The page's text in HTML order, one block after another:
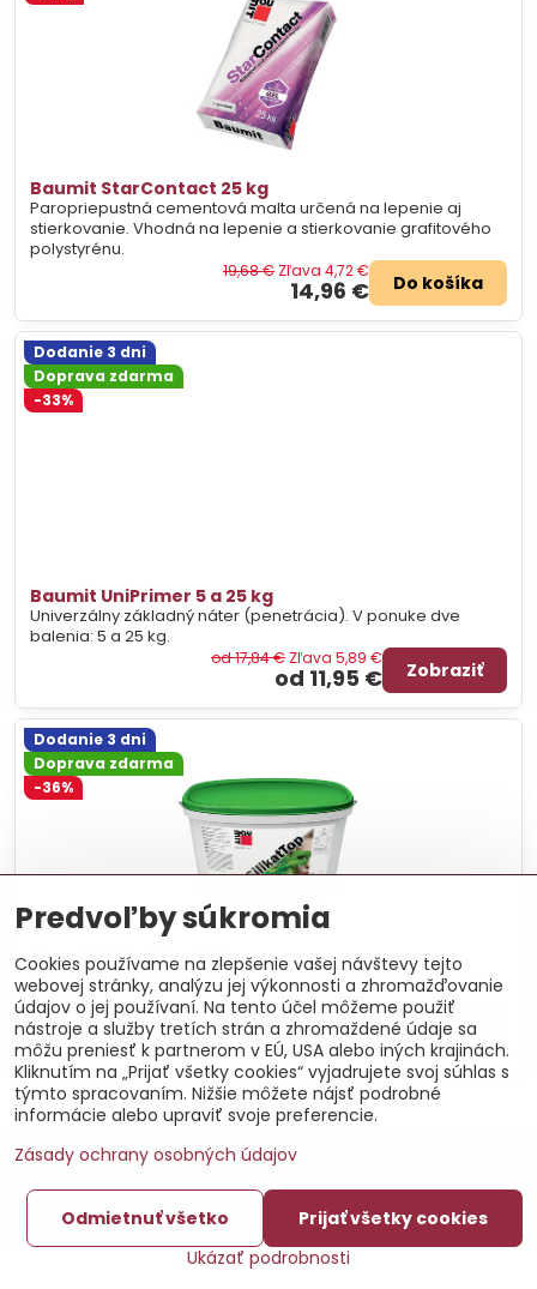
Baumit StarContact 25 kg
Paropriepustná cementová malta určená na lepenie aj
stierkovanie. Vhodná na lepenie a stierkovanie grafitového
polystyrénu.
14,96 €
19,68 € Zľava 4,72 €
Do košíka
Dodanie 3 dni
Doprava zdarma
-33%
od 11,95 €
-36%
Silikátová omietka pre vnútorné i vonkajšie použitie. Cena za
balenie.
49,21 € Zobraziť
©2026Copyright
Predvoľby súkromiaZásady ochrany osobných údajov
Predvoľby súkromia
Cookies používame na zlepšenie vašej návštevy tejto
webovej stránky, analýzu jej výkonnosti a zhromažďovanie
údajov o jej používaní. Na tento účel môžeme použiť
nástroje a služby tretích strán a zhromaždené údaje sa
môžu preniesť k partnerom v EÚ, USA alebo iných krajinách.
Kliknutím na „Prijať všetky cookies“ vyjadrujete svoj súhlas s
týmto spracovaním. Nižšie môžete nájsť podrobné
informácie alebo upraviť svoje preferencie.
Zásady ochrany osobných údajov
Ukázať podrobnosti
Prijať všetky cookies
Odmietnuť všetko